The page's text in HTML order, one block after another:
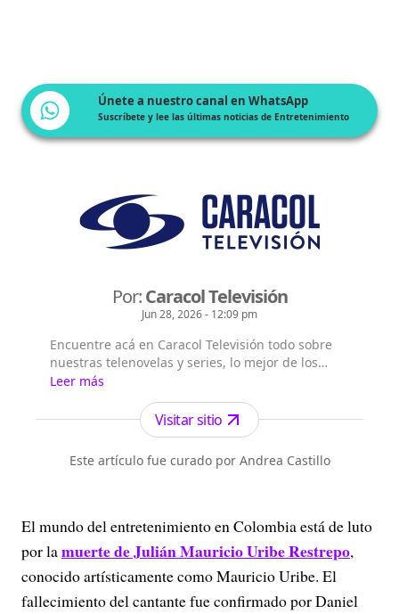
Únete a nuestro canal en WhatsApp
Suscríbete y lee las últimas noticias de Entretenimiento
Por:Caracol Televisión
Jun 28, 2026 - 12:09 pm
Encuentre acá en Caracol Televisión todo sobre
nuestras telenovelas y series, lo mejor de los
realities del momento, lo que sucede con los
artistas y más contenido de entretenimiento.
Leer más
Visitar sitio
Este artículo fue curado por Andrea Castillo
El mundo del entretenimiento en Colombia está de luto
por lamuerte de Julián Mauricio Uribe Restrepo,
conocido artísticamente como Mauricio Uribe. El
fallecimiento del cantante fue confirmado por Daniel